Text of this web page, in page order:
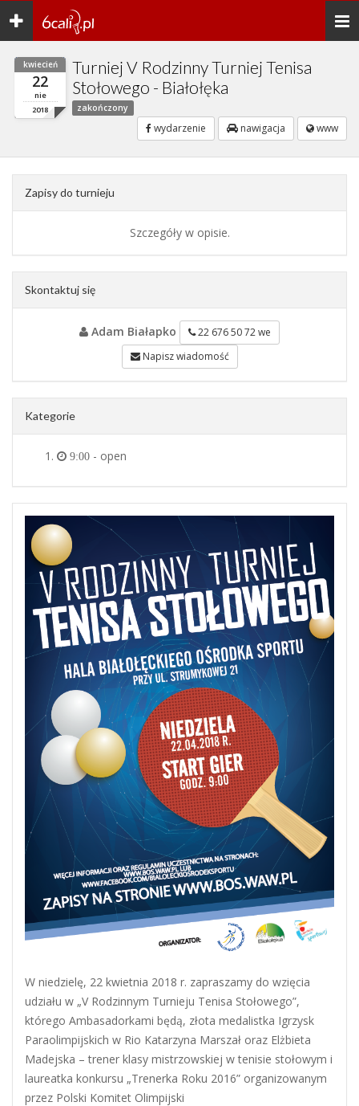
Toggle
navigation
kwiecień
22
nie
2018
Turniej V Rodzinny Turniej Tenisa
Stołowego - Białołęka
zakończony
wydarzenie nawigacja www
Zapisy do turnieju
Szczegóły w opisie.
Skontaktuj się
Adam Białapko
22 676 50 72 we
Napisz wiadomość
Kategorie
9:00 - open
W niedzielę, 22 kwietnia 2018 r. zapraszamy do wzięcia
udziału w „V Rodzinnym Turnieju Tenisa Stołowego”,
którego Ambasadorkami będą, złota medalistka Igrzysk
Paraolimpijskich w Rio Katarzyna Marszał oraz Elżbieta
Madejska – trener klasy mistrzowskiej w tenisie stołowym i
laureatka konkursu „Trenerka Roku 2016” organizowanym
przez Polski Komitet Olimpijski